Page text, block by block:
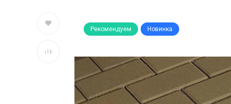
Рекомендуем Новинка